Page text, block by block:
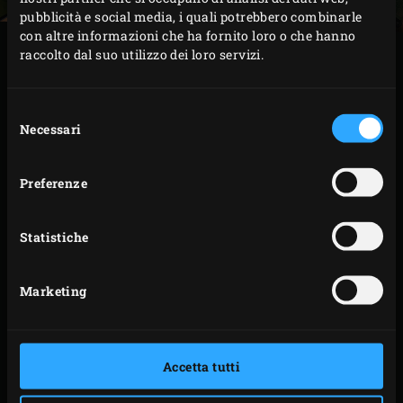
pubblicità e social media, i quali potrebbero combinarle
con altre informazioni che ha fornito loro o che hanno
raccolto dal suo utilizzo dei loro servizi.
delNecessari
Preferenze
Statistiche
Marketing
Accetta tutti
PREPARAZIONE
) nel Big Green
Egg e scaldarlo ad una temperatura di 160 °C. Nel
ingredienti per il rub in un mortaio o in un robot da
Sciacquare il petto di vitello sotto acqua corrente
completamente con il rub.
nell’EGG, posizionare il
Drip Pan(o laDisposable Drip Pan) e poi laStainless